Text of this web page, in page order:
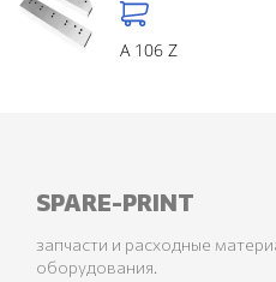
A 106 Z
SPARE-PRINT
запчасти и расходные
оборудования.